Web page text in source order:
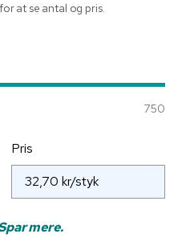
at se antal og pris.
750
Pris
mere.